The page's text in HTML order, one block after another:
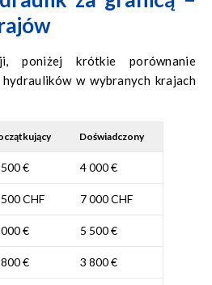
poniżej krótkie porównanie
w wybranych krajach
Doświadczony
€ 4 000 €
CHF 7 000 CHF
€ 5 500 €
€ 3 800 €